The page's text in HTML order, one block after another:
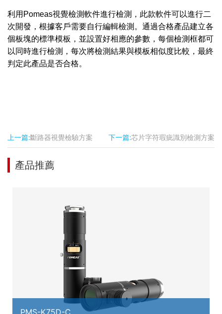
利用Pomeas視覺檢測軟件進行檢測，此款軟件可以進行二
次開發，根據客戶需要自行編輯檢測。通過合格產品建立各
個板塊的標準模板，並設置好相應的參數，每個檢測框都可
以同時進行檢測，每次將檢測結果與模板相似度比較，最終
判定此產品是否合格。
上一篇:斷路器視覺檢驗方案 下一篇:芯片字符瑕疵識別檢測方案
產品推薦
PMS-K75D-C